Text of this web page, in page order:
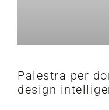
Palestra per
design